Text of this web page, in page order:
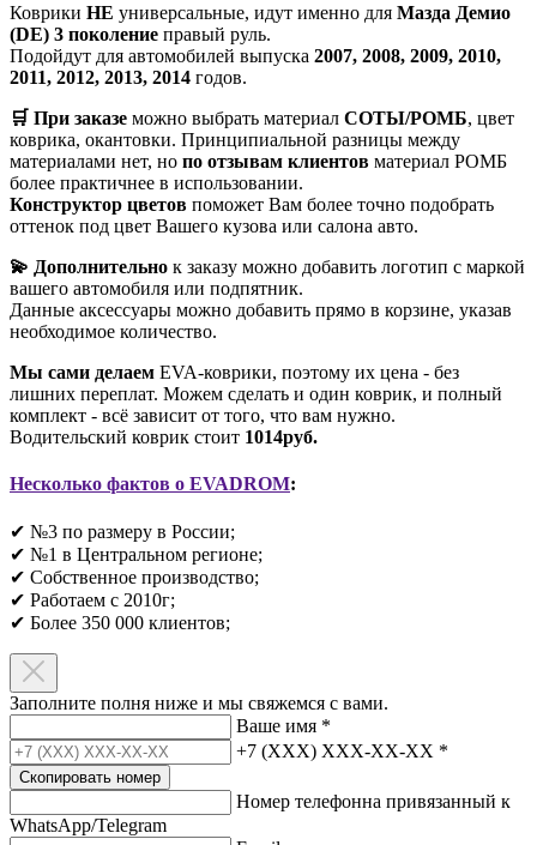
Коврики НЕ универсальные, идут именно для Мазда Демио
(DE) 3 поколение правый руль.
Подойдут для автомобилей выпуска 2007, 2008, 2009, 2010,
2011, 2012, 2013, 2014 годов.
🛒 При заказе можно выбрать материал СОТЫ/РОМБ, цвет
коврика, окантовки. Принципиальной разницы между
материалами нет, но по отзывам клиентов материал РОМБ
более практичнее в использовании.
Конструктор цветов поможет Вам более точно подобрать
оттенок под цвет Вашего кузова или салона авто.
💫 Дополнительно к заказу можно добавить логотип с маркой
вашего автомобиля или подпятник.
Данные аксессуары можно добавить прямо в корзине, указав
необходимое количество.
Мы сами делаем EVA-коврики, поэтому их цена - без
лишних переплат. Можем сделать и один коврик, и полный
комплект - всё зависит от того, что вам нужно.
Водительский коврик стоит 1014руб.
Несколько фактов о EVADROM:
✔ №3 по размеру в России;
✔ №1 в Центральном регионе;
✔ Собственное производство;
✔ Работаем с 2010г;
✔ Более 350 000 клиентов;​
Заполните полня ниже и мы свяжемся с вами.
Ваше имя *
+7 (XXX) XXX-XX-XX *
Скопировать номер
Номер телефонна привязанный к
WhatsApp/Telegram